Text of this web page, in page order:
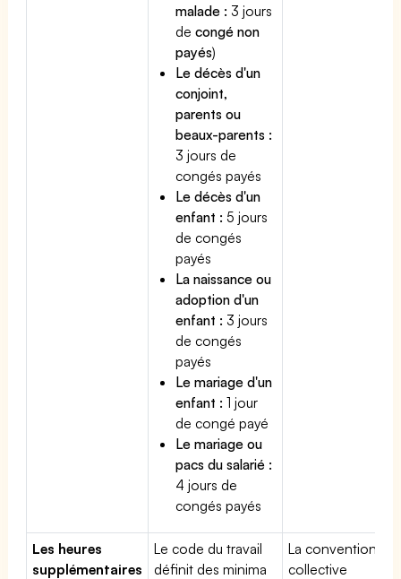
malade : 3 jours
decongé non
payés)
Le décès d'un
conjoint,
parents ou
beaux-parents :
3 jours de
congés payés
Le décès d'un
enfant : 5 jours
de congés
payés
La naissance ou
adoption d'un
enfant : 3 jours
de congés
payés
Le mariage d'un
enfant : 1 jour
de congé payé
Le mariage ou
pacs du salarié :
4 jours de
congés payés
Les heures
supplémentaires
Le code du travail
définit des minima
La convention
collective